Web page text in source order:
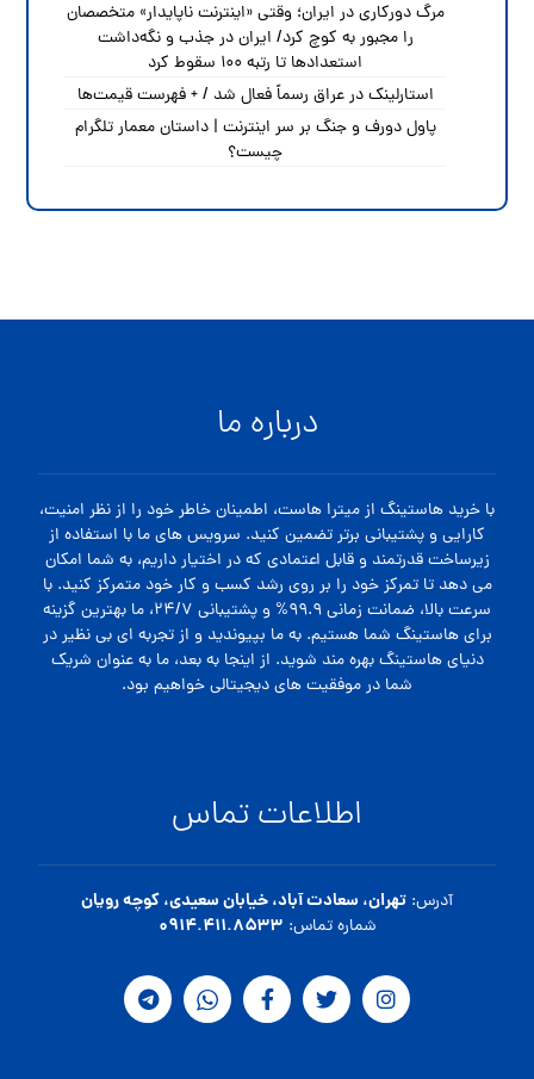
مرگ دورکاری در ایران؛ وقتی «اینترنت ناپایدار» متخصصان
را مجبور به کوچ کرد/ ایران در جذب و نگه‌داشت
استعدادها تا رتبه ۱۰۰ سقوط کرد
استارلینک در عراق رسماً فعال شد / + فهرست قیمت‌ها
پاول دورف و جنگ بر سر اینترنت | داستان معمار تلگرام
چیست؟
درباره ما
با خرید هاستینگ از میترا هاست، اطمینان خاطر خود را از نظر امنیت،
کارایی و پشتیبانی برتر تضمین کنید. سرویس های ما با استفاده از
زیرساخت قدرتمند و قابل اعتمادی که در اختیار داریم، به شما امکان
می دهد تا تمرکز خود را بر روی رشد کسب و کار خود متمرکز کنید. با
سرعت بالا، ضمانت زمانی ۹۹.۹% و پشتیبانی ۲۴/۷، ما بهترین گزینه
برای هاستینگ شما هستیم. به ما بپیوندید و از تجربه ای بی نظیر در
دنیای هاستینگ بهره مند شوید. از اینجا به بعد، ما به عنوان شریک
شما در موفقیت های دیجیتالی خواهیم بود.
اطلاعات تماس
آدرس: تهران، سعادت آباد، خیابان سعیدی، کوچه رویان
شماره تماس: ۰۹۱۴.۴۱۱.۸۵۳۳